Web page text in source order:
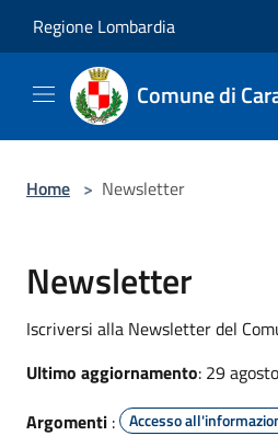
Regione Lombardia
Comune di
Home > Newsletter
Newsletter
Iscriversi alla Newsletter del
Ultimo aggiornamento: 29
Argomenti : Accesso